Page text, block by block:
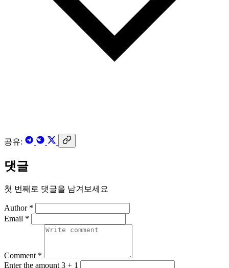
공유:
댓글
첫 번째로 댓글을 남겨보세요
Author *
Email *
Comment *
Enter the amount 3 + 1